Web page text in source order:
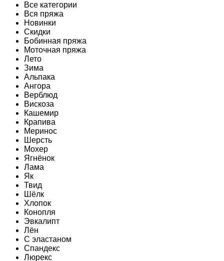
Все категории
Вся пряжа
Новинки
Скидки
Бобинная пряжа
Моточная пряжа
Лето
Зима
Альпака
Ангора
Верблюд
Вискоза
Кашемир
Крапива
Меринос
Шерсть
Мохер
Ягнёнок
Лама
Як
Твид
Шёлк
Хлопок
Конопля
Эвкалипт
Лён
C эластаном
Спандекс
Люрекс